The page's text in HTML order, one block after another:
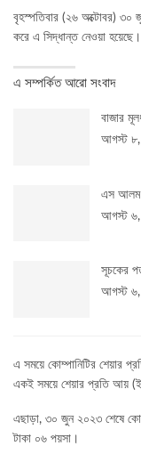
বৃহস্পতিবার (২৬ অক্টোবর) ৩০
করে এ সিদ্ধান্ত নেওয়া হয়েছে।
এ সম্পর্কিত আরো সংবাদ
বাজার
আগস্ট ৮,
এস আলম
আগস্ট ৬,
সূচকের
আগস্ট ৬,
এ সময়ে কোম্পানিটির শেয়ার
একই সময়ে শেয়ার প্রতি আয়
এছাড়া, ৩০ জুন ২০২৩ শেষে
টাকা ০৬ পয়সা।